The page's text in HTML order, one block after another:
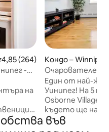
оценка: 4,85 от 5,
4,85 (264)
-
на
Кондо – Winnipeg
Очарователен
паркинг близо
Един от най-
Уинипег! На 5
Osborne Village
където ще
ресторанти! На
Saunic (сауна и
във